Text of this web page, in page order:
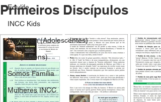
Edulife
INCC Kids
Nazateen (Adolescentes)
JNI (Jovens)
Somos Família
Mulheres INCC
Primeiros Discípulos